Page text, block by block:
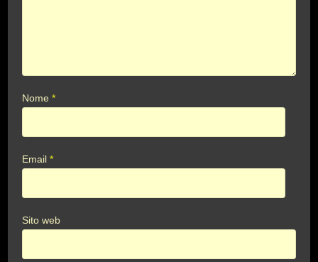
Nome*
Email*
Sito web